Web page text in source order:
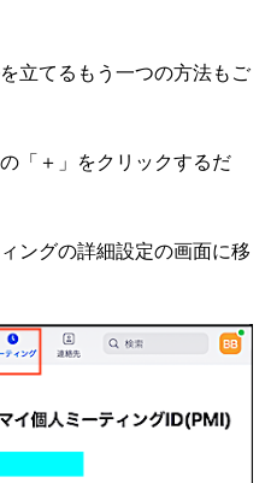
立てるもう一つの方法もご
「＋」をクリックするだ
ングの詳細設定の画面に移